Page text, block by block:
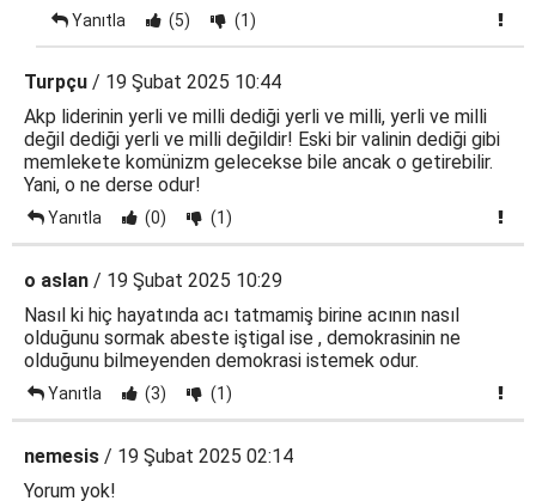
Yanıtla (5) (1)
Turpçu / 19 Şubat 2025 10:44
Akp liderinin yerli ve milli dediği yerli ve milli, yerli ve milli
değil dediği yerli ve milli değildir! Eski bir valinin dediği gibi
memlekete komünizm gelecekse bile ancak o getirebilir.
Yani, o ne derse odur!
Yanıtla (0) (1)
o aslan / 19 Şubat 2025 10:29
Nasıl ki hiç hayatında acı tatmamiş birine acının nasıl
olduğunu sormak abeste iştigal ise , demokrasinin ne
olduğunu bilmeyenden demokrasi istemek odur.
Yanıtla (3) (1)
nemesis / 19 Şubat 2025 02:14
Yorum yok!